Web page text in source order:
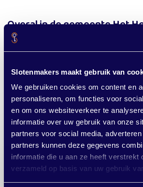
Slotenmakers maakt gebruik van
We gebruiken cookies om content en
personaliseren, om functies voor
en om ons websiteverkeer te
informatie over uw gebruik van onze
partners voor social media,
partners kunnen deze gegevens
informatie die u aan ze heeft verstrekt
verzameld op basis van uw gebruik
Overal in de gemeente Het
Wist u dat we niet alleen in Ezinge
Hogeland. Of u nu in Ezinge,
Zuidwolde of Uithuizen woont.
Sleutels kwijt? Werkt
niet meer? Of